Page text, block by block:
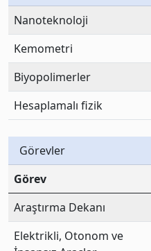
Nanoteknoloji
Kemometri
Biyopolimerler
Hesaplamalı fizik
Görevler
Görev
Araştırma Dekanı
Elektrikli, Otonom ve